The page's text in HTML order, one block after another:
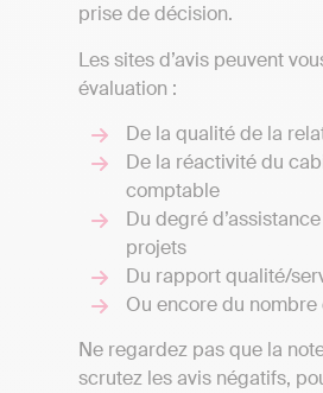
prise de décision.
Les sites d’avis peuvent
évaluation :
De la qualité de la
De la réactivité du
comptable
Du degré
projets
Du rapport qualité/
Ou encore du
Ne regardez pas que la
scrutez les avis négatifs,